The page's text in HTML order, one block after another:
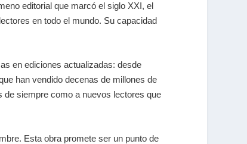
editorial que marcó el siglo XXI, el
en todo el mundo. Su capacidad
en ediciones actualizadas: desde
han vendido decenas de millones de
de siempre como a nuevos lectores que
Esta obra promete ser un punto de